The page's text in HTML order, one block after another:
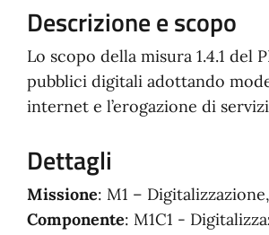
Descrizione e scopo
Lo scopo della misura 1.4.1 del
pubblici digitali adottando
internet e l’erogazione di
Dettagli
Missione: M1 –
Componente: M1C1 -